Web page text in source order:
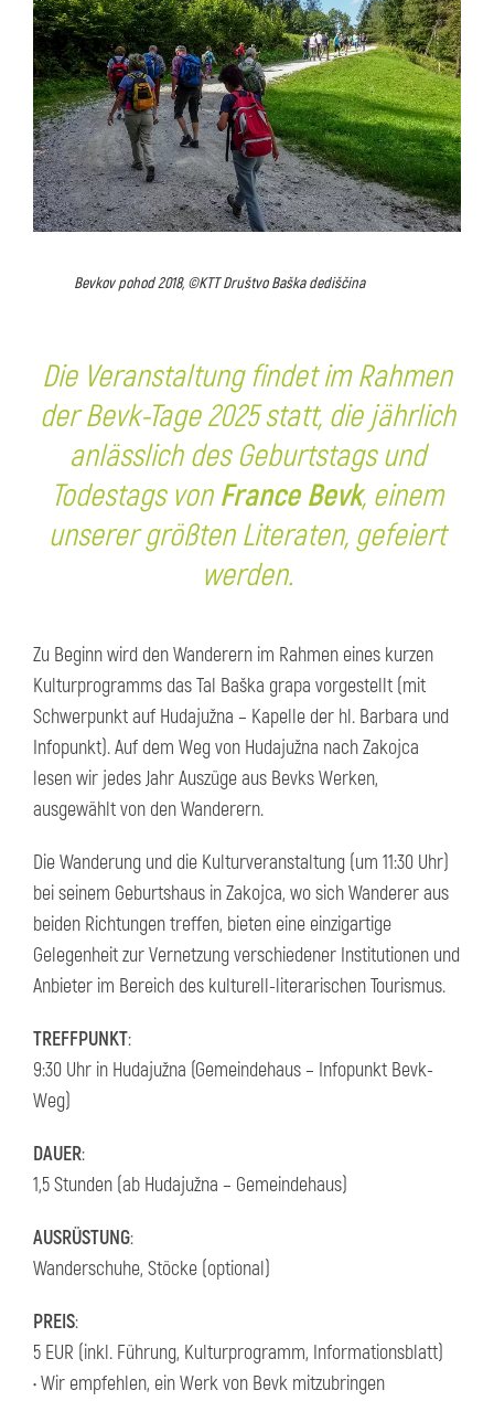
Bevkov pohod 2018, ©KTT Društvo Baška dediščina
Die Veranstaltung findet im Rahmen
der Bevk-Tage 2025 statt, die jährlich
anlässlich des Geburtstags und
Todestags von France Bevk, einem
unserer größten Literaten, gefeiert
werden.
Zu Beginn wird den Wanderern im Rahmen eines kurzen
Kulturprogramms das Tal Baška grapa vorgestellt (mit
Schwerpunkt auf Hudajužna – Kapelle der hl. Barbara und
Infopunkt). Auf dem Weg von Hudajužna nach Zakojca
lesen wir jedes Jahr Auszüge aus Bevks Werken,
ausgewählt von den Wanderern.
Die Wanderung und die Kulturveranstaltung (um 11:30 Uhr)
bei seinem Geburtshaus in Zakojca, wo sich Wanderer aus
beiden Richtungen treffen, bieten eine einzigartige
Gelegenheit zur Vernetzung verschiedener Institutionen und
Anbieter im Bereich des kulturell-literarischen Tourismus.
TREFFPUNKT:
9:30 Uhr in Hudajužna (Gemeindehaus – Infopunkt Bevk-
Weg)
DAUER:
1,5 Stunden (ab Hudajužna – Gemeindehaus)
AUSRÜSTUNG:
Wanderschuhe, Stöcke (optional)
PREIS:
5 EUR (inkl. Führung, Kulturprogramm, Informationsblatt)
• Wir empfehlen, ein Werk von Bevk mitzubringen